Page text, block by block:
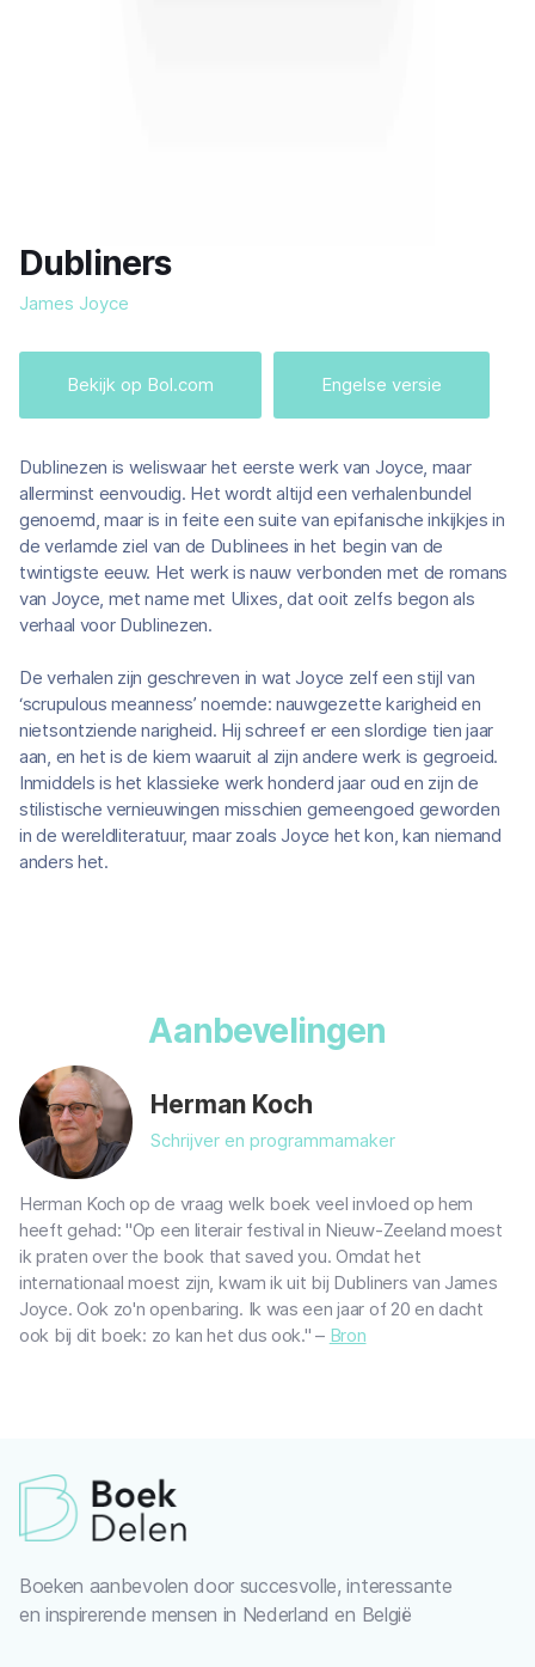
Dubliners
James Joyce
Bekijk op Bol.com Engelse versie
Dublinezen is weliswaar het eerste werk van Joyce, maar
allerminst eenvoudig. Het wordt altijd een verhalenbundel
genoemd, maar is in feite een suite van epifanische inkijkjes in
de verlamde ziel van de Dublinees in het begin van de
twintigste eeuw. Het werk is nauw verbonden met de romans
van Joyce, met name met Ulixes, dat ooit zelfs begon als
verhaal voor Dublinezen.
De verhalen zijn geschreven in wat Joyce zelf een stijl van
‘scrupulous meanness’ noemde: nauwgezette karigheid en
nietsontziende narigheid. Hij schreef er een slordige tien jaar
aan, en het is de kiem waaruit al zijn andere werk is gegroeid.
Inmiddels is het klassieke werk honderd jaar oud en zijn de
stilistische vernieuwingen misschien gemeengoed geworden
in de wereldliteratuur, maar zoals Joyce het kon, kan niemand
anders het.
Aanbevelingen
Herman Koch
Schrijver en programmamaker
Herman Koch op de vraag welk boek veel invloed op hem
heeft gehad: "Op een literair festival in Nieuw-Zeeland moest
ik praten over the book that saved you. Omdat het
internationaal moest zijn, kwam ik uit bij Dubliners van James
Joyce. Ook zo'n openbaring. Ik was een jaar of 20 en dacht
ook bij dit boek: zo kan het dus ook." – Bron
Boeken aanbevolen door succesvolle, interessante
en inspirerende mensen in Nederland en België